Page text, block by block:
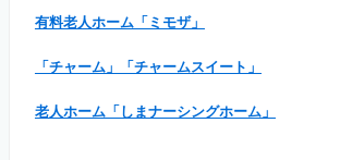
有料老人ホーム「ミモザ」
「チャーム」「チャームスイート」
老人ホーム「しまナーシングホーム」